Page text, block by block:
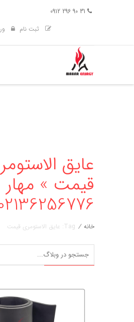
ثبت نام
عایق
قیمت » مهار
خانه / Tag: عایق الاستومری قیمت